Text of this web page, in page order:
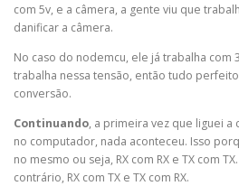
com 5v, e a câmera, a gente viu que
danificar a câmera.
No caso do nodemcu, ele já trabalha com
trabalha nessa tensão, então tudo
conversão.
Continuando, a primeira vez que liguei a
no computador, nada aconteceu. Isso
no mesmo ou seja, RX com RX e TX com
contrário, RX com TX e TX com RX.